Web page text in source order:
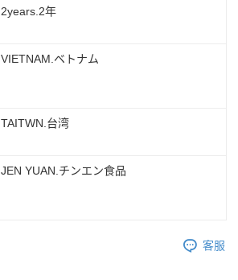
2years.2年
VIETNAM.ベトナム
TAITWN.台湾
JEN YUAN.チンエン食品
客服